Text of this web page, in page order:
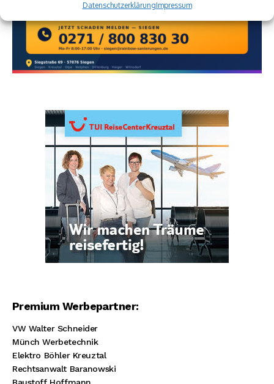
DatenschutzerklärungImpressum
Premium Werbepartner:
VW Walter Schneider
Münch Werbetechnik
Elektro Böhler Kreuztal
Rechtsanwalt Baranowski
Baustoff Hoffmann